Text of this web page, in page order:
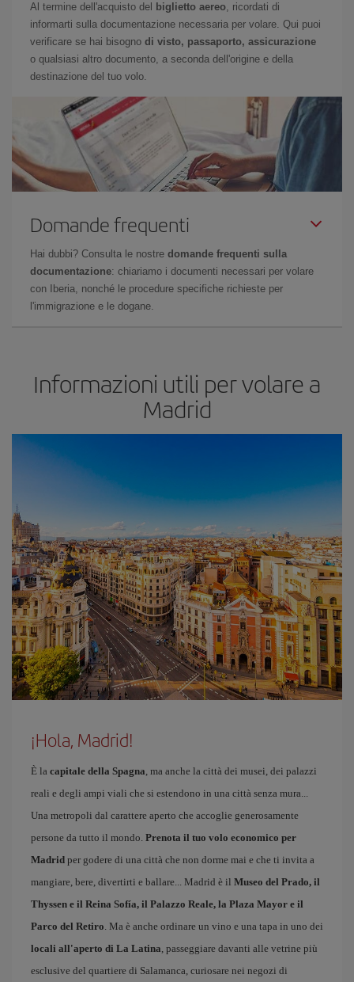
Al termine dell'acquisto del biglietto aereo, ricordati di
informarti sulla documentazione necessaria per volare. Qui puoi
verificare se hai bisogno di visto, passaporto, assicurazione
o qualsiasi altro documento, a seconda dell'origine e della
destinazione del tuo volo.
Domande frequenti
Hai dubbi? Consulta le nostre domande frequenti sulla
documentazione: chiariamo i documenti necessari per volare
con Iberia, nonché le procedure specifiche richieste per
l'immigrazione e le dogane.
Informazioni utili per volare a
Madrid
¡Hola, Madrid!
È la capitale della Spagna, ma anche la città dei musei, dei palazzi
reali e degli ampi viali che si estendono in una città senza mura...
Una metropoli dal carattere aperto che accoglie generosamente
persone da tutto il mondo. Prenota il tuo volo economico per
Madrid per godere di una città che non dorme mai e che ti invita a
mangiare, bere, divertirti e ballare... Madrid è il Museo del Prado, il
Thyssen e il Reina Sofía, il Palazzo Reale, la Plaza Mayor e il
Parco del Retiro. Ma è anche ordinare un vino e una tapa in uno dei
locali all'aperto di La Latina, passeggiare davanti alle vetrine più
esclusive del quartiere di Salamanca, curiosare nei negozi di